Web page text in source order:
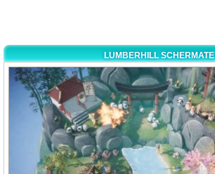
LUMBERHILL SCHERMATE